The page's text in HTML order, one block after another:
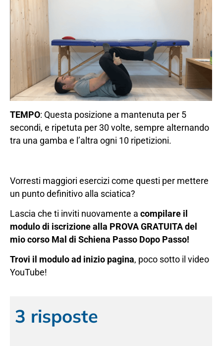
TEMPO: Questa posizione a mantenuta per 5
secondi, e ripetuta per 30 volte, sempre alternando
tra una gamba e l’altra ogni 10 ripetizioni.
Vorresti maggiori esercizi come questi per mettere
un punto definitivo alla sciatica?
Lascia che ti inviti nuovamente a compilare il
modulo di iscrizione alla PROVA GRATUITA del
mio corso Mal di Schiena Passo Dopo Passo!
Trovi il modulo ad inizio pagina, poco sotto il video
YouTube!
3 risposte